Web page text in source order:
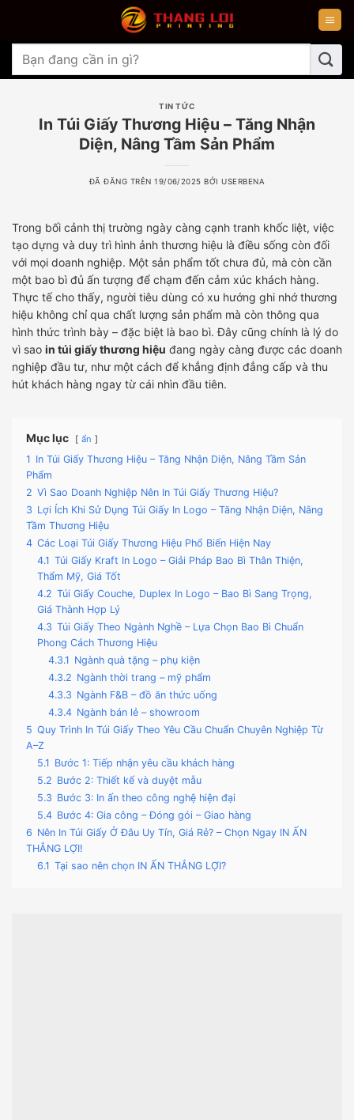
nội
dung
Tìm
kiếm:
TIN TỨC
In Túi Giấy Thương Hiệu – Tăng Nhận
Diện, Nâng Tầm Sản Phẩm
ĐÃ ĐĂNG TRÊN19/06/2025 BỞIUSERBENA
Trong bối cảnh thị trường ngày càng cạnh tranh khốc liệt, việc
tạo dựng và duy trì hình ảnh thương hiệu là điều sống còn đối
với mọi doanh nghiệp. Một sản phẩm tốt chưa đủ, mà còn cần
một bao bì đủ ấn tượng để chạm đến cảm xúc khách hàng.
Thực tế cho thấy, người tiêu dùng có xu hướng ghi nhớ thương
hiệu không chỉ qua chất lượng sản phẩm mà còn thông qua
hình thức trình bày – đặc biệt là bao bì. Đây cũng chính là lý do
vì sao in túi giấy thương hiệu đang ngày càng được các doanh
nghiệp đầu tư, như một cách để khẳng định đẳng cấp và thu
hút khách hàng ngay từ cái nhìn đầu tiên.
Mục lục ẩn
1 In Túi Giấy Thương Hiệu – Tăng Nhận Diện, Nâng Tầm Sản
Phẩm
2 Vì Sao Doanh Nghiệp Nên In Túi Giấy Thương Hiệu?
3 Lợi Ích Khi Sử Dụng Túi Giấy In Logo – Tăng Nhận Diện, Nâng
Tầm Thương Hiệu
4 Các Loại Túi Giấy Thương Hiệu Phổ Biến Hiện Nay
4.1 Túi Giấy Kraft In Logo – Giải Pháp Bao Bì Thân Thiện,
Thẩm Mỹ, Giá Tốt
4.2 Túi Giấy Couche, Duplex In Logo – Bao Bì Sang Trọng,
Giá Thành Hợp Lý
4.3 Túi Giấy Theo Ngành Nghề – Lựa Chọn Bao Bì Chuẩn
Phong Cách Thương Hiệu
4.3.1 Ngành quà tặng – phụ kiện
4.3.2 Ngành thời trang – mỹ phẩm
4.3.3 Ngành F&B – đồ ăn thức uống
4.3.4 Ngành bán lẻ – showroom
5 Quy Trình In Túi Giấy Theo Yêu Cầu Chuẩn Chuyên Nghiệp Từ
A–Z
5.1 Bước 1: Tiếp nhận yêu cầu khách hàng
5.2 Bước 2: Thiết kế và duyệt mẫu
5.3 Bước 3: In ấn theo công nghệ hiện đại
5.4 Bước 4: Gia công – Đóng gói – Giao hàng
6 Nên In Túi Giấy Ở Đâu Uy Tín, Giá Rẻ? – Chọn Ngay IN ẤN
THẮNG LỢI!
6.1 Tại sao nên chọn IN ẤN THẮNG LỢI?